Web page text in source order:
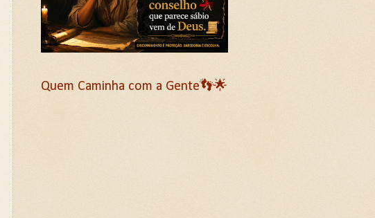
Quem Caminha com a Gente👣🌟